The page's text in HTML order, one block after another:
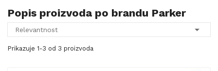
Popis proizvoda po brandu Parker
Relevantnost 
Prikazuje 1-3 od 3 proizvoda